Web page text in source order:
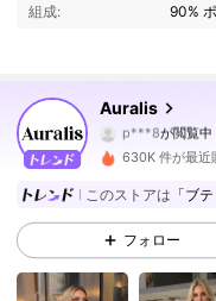
組成: 90%
Auralis
p***8が閲覧中
4.81
132K フ
4.81 132K フォ
630K 件が最近
このストアは 「ブ
フォロー